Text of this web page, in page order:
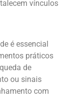
vínculos
é essencial
práticos
de
ou sinais
com